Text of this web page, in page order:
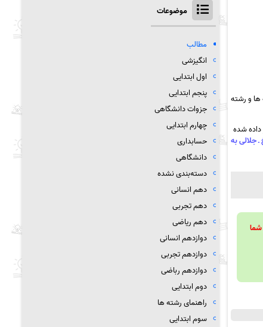
و رشته
داده شده
رودان با پاسخ ـ جلالی به
تا بر شما
موضوعات
مطالب
انگیزشی
اول ابتدایی
پنجم ابتدایی
جزوات دانشگاهی
چهارم ابتدایی
حسابداری
دانشگاهی
دسته‌بندی نشده
دهم انسانی
دهم تجربی
دهم ریاضی
دوازدهم انسانی
دوازدهم تجربی
دوازدهم رباضی
دوم ابتدایی
راهنمای رشته ها
سوم ابتدایی